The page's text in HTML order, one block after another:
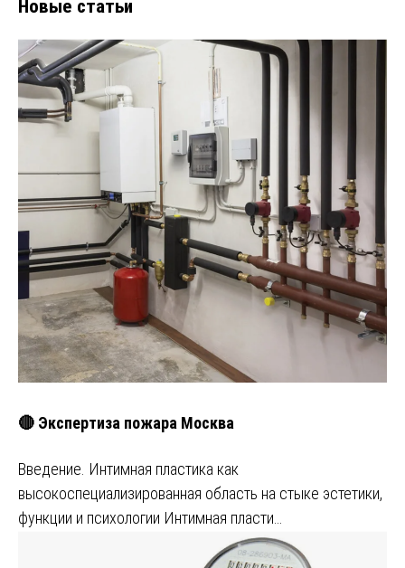
Новые статьи
🔴 Экспертиза пожара Москва
Введение. Интимная пластика как
высокоспециализированная область на стыке эстетики,
функции и психологии Интимная пласти…